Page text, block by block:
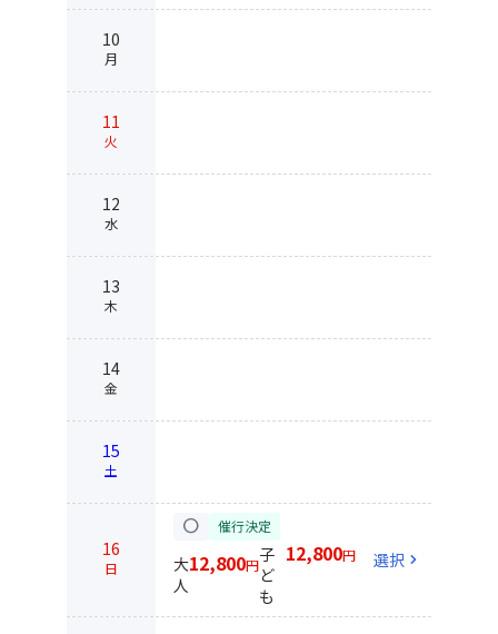
10
月
11
火
12
水
13
木
14
金
15
土
16
日
circle 催行決定
大
人
12,800円子
ど
も
12,800円 選択 chevron_right